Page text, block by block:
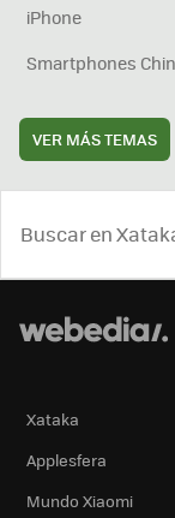
iPhone
Smartphones
VER MÁS TEMAS
Xataka
Applesfera
Mundo Xiaomi